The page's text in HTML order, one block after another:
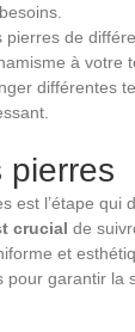
pierres de
à votre
différentes
pierres
est l’étape qui
crucial de
et
pour garantir la